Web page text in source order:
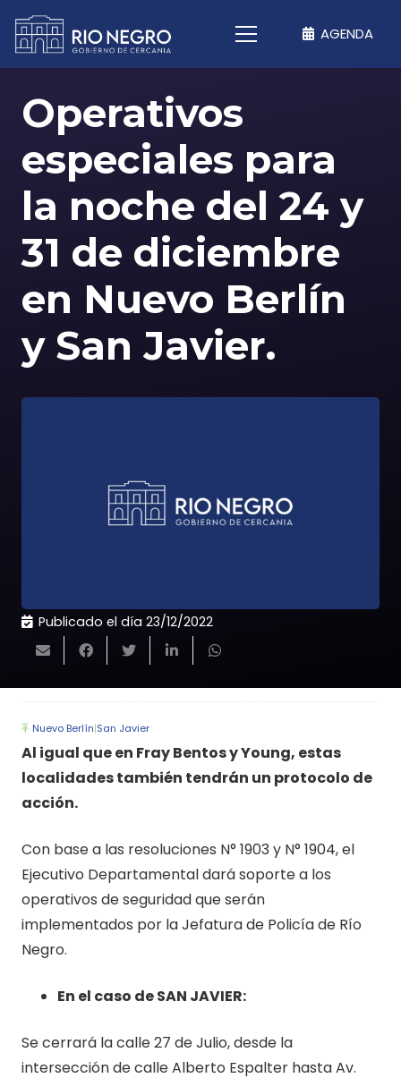
AGENDA
Operativos
especiales para
la noche del 24 y
31 de diciembre
en Nuevo Berlín
y San Javier.
Publicado el día 23/12/2022
Nuevo Berlín|San Javier
Al igual que en Fray Bentos y Young, estas
localidades también tendrán un protocolo de
acción.
Con base a las resoluciones N° 1903 y N° 1904, el
Ejecutivo Departamental dará soporte a los
operativos de seguridad que serán
implementados por la Jefatura de Policía de Río
Negro.
En el caso de SAN JAVIER:
Se cerrará la calle 27 de Julio, desde la
intersección de calle Alberto Espalter hasta Av.